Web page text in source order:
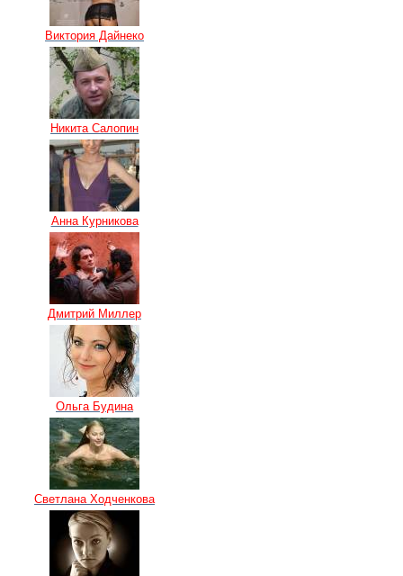
Виктория Дайнеко
Никита Салопин
Анна Курникова
Дмитрий Миллер
Ольга Будина
Светлана Ходченкова